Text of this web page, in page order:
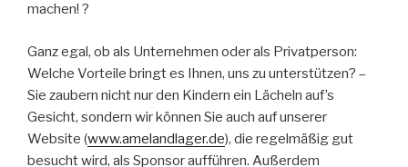
machen! ?
Ganz egal, ob als Unternehmen oder als Privatperson:
Welche Vorteile bringt es Ihnen, uns zu unterstützen? –
Sie zaubern nicht nur den Kindern ein Lächeln auf’s
Gesicht, sondern wir können Sie auch auf unserer
Website (www.amelandlager.de), die regelmäßig gut
besucht wird, als Sponsor aufführen. Außerdem